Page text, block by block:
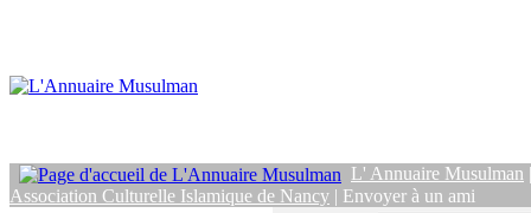
L' Annuaire Musulman
Association Culturelle Islamique de Nancy | Envoyer à un ami